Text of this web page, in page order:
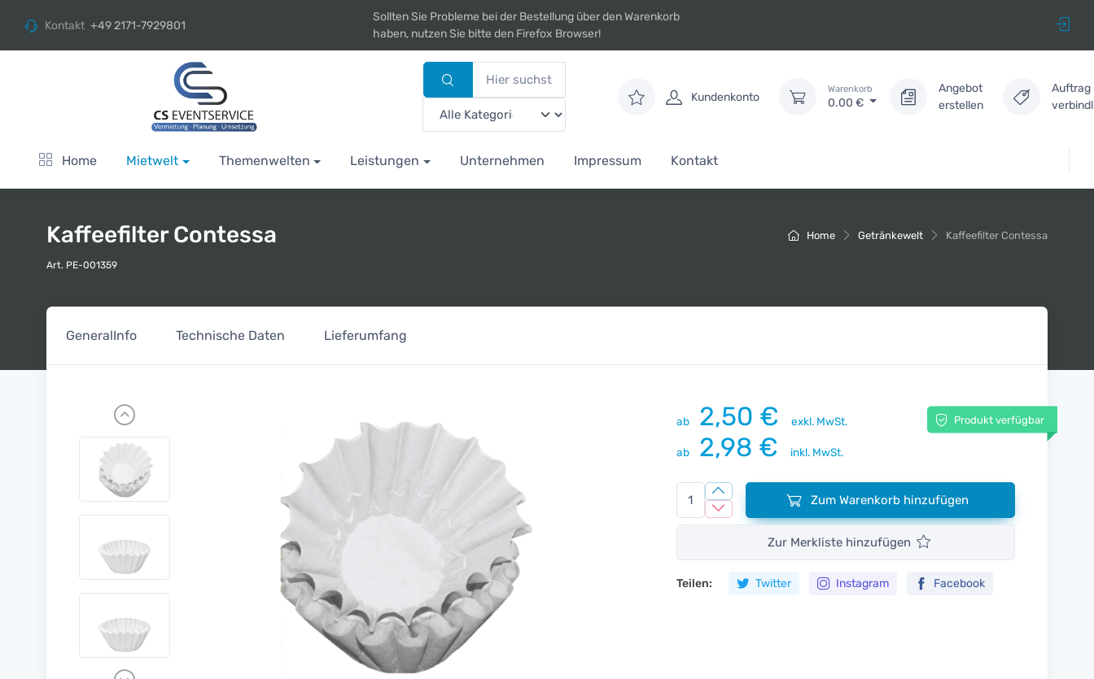
Kontakt +49 2171-7929801
Sollten Sie Probleme bei der Bestellung über den Warenkorb
haben, nutzen Sie bitte den Firefox Browser!
Kundenkonto
Warenkorb
0.00 €
Angebot
erstellen
Auftrag
Home Mietwelt Themenwelten Leistungen Unternehmen Impressum Kontakt
Home Getränkewelt Kaffeefilter Contessa
Kaffeefilter Contessa
Art. PE-001359
GeneralInfo Technische Daten Lieferumfang
Previous ab 2,50 € exkl. MwSt.
ab 2,98 € inkl. MwSt.
Produkt verfügbar
Zum Warenkorb hinzufügen
Zur Merkliste hinzufügen
Teilen: Twitter Instagram Facebook